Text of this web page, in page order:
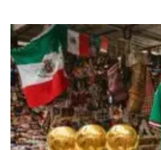
CODHEM
inicia
investigación
por
presunta
agresión
de
policía
municipal